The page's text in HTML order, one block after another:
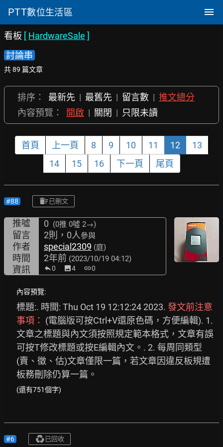
PTT數位生活區
看板 [ HardwareSale ]
討論串
共 89 篇文章
排序： 最新先 | 最舊先 | 留言數 | 推文總分
內容預覽：
開啟 | 關閉 | 只限未讀
首頁 上一頁 8 9 10 11 12
13
14
15 16 下一頁 尾頁
#88 已刪文
推噓 0 (0推 0噓 2→)
留言 2則，0人參與
作者 special2309 (庭)
時間 2年前 (2023/10/19 04:12)
資訊 0 image4 link0
內容預覽:
標題:. 時間: Thu Oct 19 12:12:24 2023. 發文前注意
事項： (電腦版可按Ctrl+V還原色碼，方便編輯). 1.
文章之標題與內文須按照規定範本格式，文章有誤
可按T修改標題或按E編輯內文。. 2. 每周同類型
(賣、徵、估)文章僅限一篇，若文章因違反板規遭
板務刪除仍算一篇。
(還有751個字)
#6 已回收